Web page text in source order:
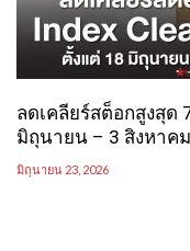
ลดเคลียร์สต็อกสูงสุด
มิถุนายน – 3 สิงหาค
มิถุนายน 23, 2026